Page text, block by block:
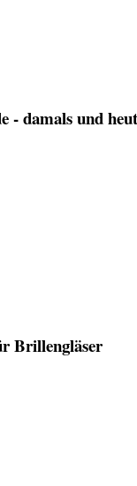
- damals und
Brillengläser